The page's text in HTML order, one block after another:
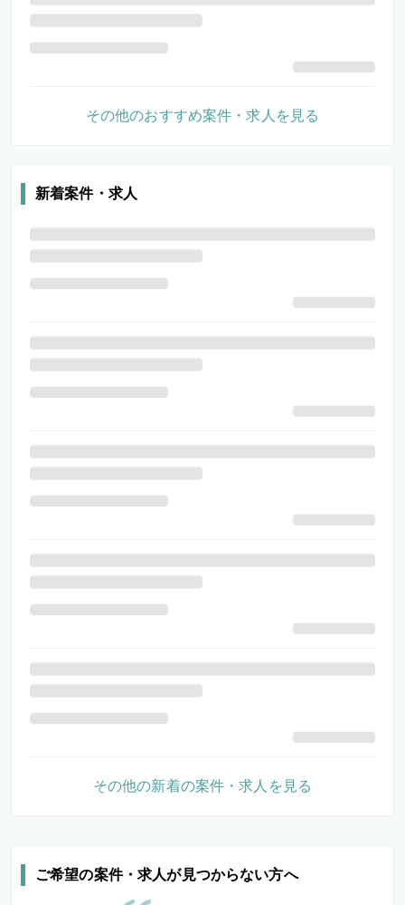
ご希望の案件・求人が見つからない方へ
その他のおすすめ案件・求人を見る
新着案件・求人
その他の新着の案件・求人を見る